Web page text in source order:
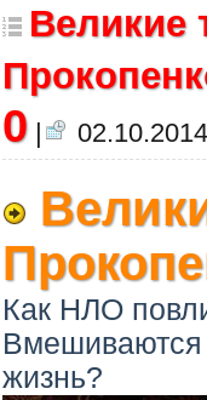
Великие
0 |
Как НЛО
жизнь?